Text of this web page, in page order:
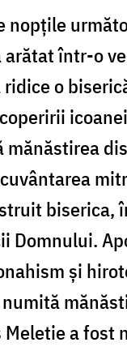
într-o
o
mănăstirea
biserica,
Domnului.
și
Meletie a fost